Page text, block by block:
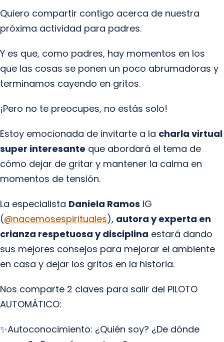
Quiero compartir contigo acerca de nuestra
próxima actividad para padres.
Y es que, como padres, hay momentos en los
que las cosas se ponen un poco abrumadoras y
terminamos cayendo en gritos.
¡Pero no te preocupes, no estás solo!
Estoy emocionada de invitarte a la charla virtual
super interesante que abordará el tema de
cómo dejar de gritar y mantener la calma en
momentos de tensión.
La especialista Daniela Ramos IG
(@nacemosespirituales), autora y experta en
crianza respetuosa y disciplina estará dando
sus mejores consejos para mejorar el ambiente
en casa y dejar los gritos en la historia.
Nos comparte 2 claves para salir del PILOTO
AUTOMÁTICO:
✨Autoconocimiento: ¿Quién soy? ¿De dónde